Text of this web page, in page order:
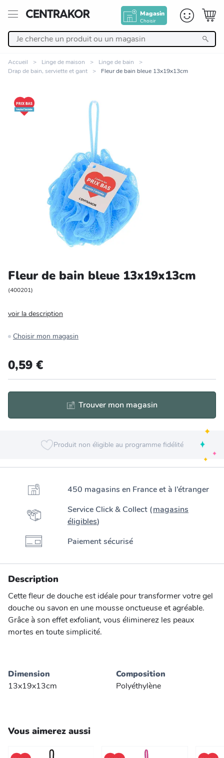
Magasin
Choisir
Décoration
Linge de maison
Cuisine et art de la table
Salle de bain et beauté
Entretien et rangement
Animalerie
Bricolage et auto
Jardin et plein air
Accueil Linge de maison
Linge de bain
Drap de bain, serviette et gant
Fleur de bain bleue 13x19x13cm
Zoomer sur l'image
Fleur de bain bleue 13x19x13cm
(400201)
voir la description
Choisir mon magasin
0,59 €
Trouver mon magasin
Produit non éligible au programme fidélité
450 magasins en France et à l’étranger
Service Click & Collect (magasins
éligibles)
Paiement sécurisé
Description
Cette fleur de douche est idéale pour transformer votre gel
douche ou savon en une mousse onctueuse et agréable.
Grâce à son effet exfoliant, vous éliminerez les peaux
mortes en toute simplicité.
Dimension
13x19x13cm
Composition
Polyéthylène
Vous aimerez aussi